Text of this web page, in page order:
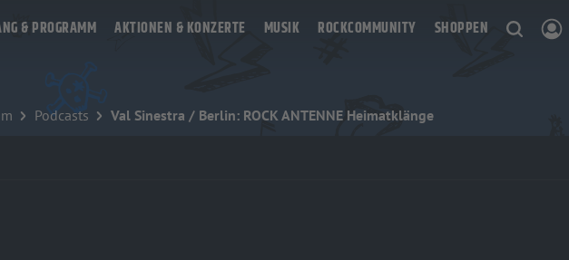
& PROGRAMM AKTIONEN & KONZERTE MUSIK ROCKCOMMUNITY SHOPPEN
Podcasts Val Sinestra / Berlin: ROCK ANTENNE Heimatklänge